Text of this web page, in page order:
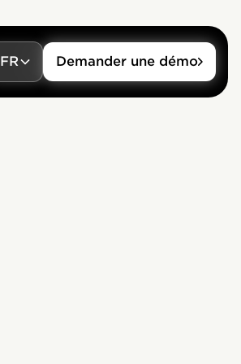
FR Demander une démo